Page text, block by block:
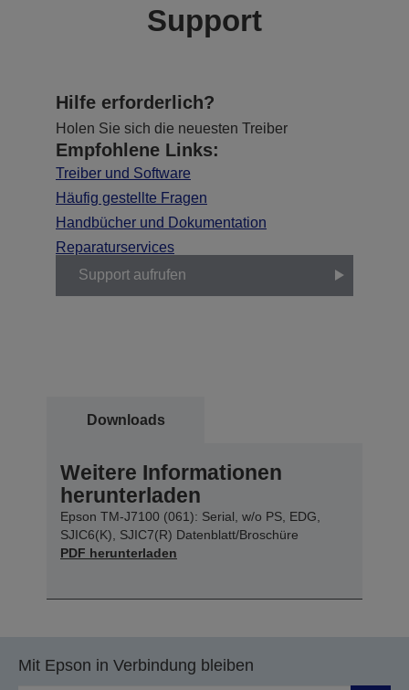
Support
Hilfe erforderlich?
Holen Sie sich die neuesten Treiber
Empfohlene Links:
Treiber und Software
Häufig gestellte Fragen
Handbücher und Dokumentation
Reparaturservices
Support aufrufen
Downloads
Weitere Informationen
herunterladen
Epson TM-J7100 (061): Serial, w/o PS, EDG,
SJIC6(K), SJIC7(R) Datenblatt/Broschüre
PDF herunterladen
Mit Epson in Verbindung bleiben